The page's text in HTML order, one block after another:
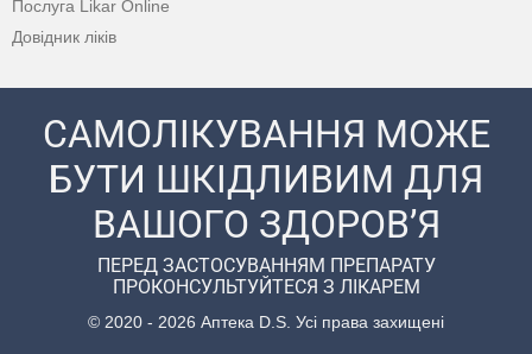
Послуга Likar Online
Довідник ліків
САМОЛІКУВАННЯ МОЖЕ
БУТИ ШКІДЛИВИМ ДЛЯ
ВАШОГО ЗДОРОВ’Я
ПЕРЕД ЗАСТОСУВАННЯМ ПРЕПАРАТУ
ПРОКОНСУЛЬТУЙТЕСЯ З ЛІКАРЕМ
© 2020 - 2026 Аптека D.S. Усі права захищені